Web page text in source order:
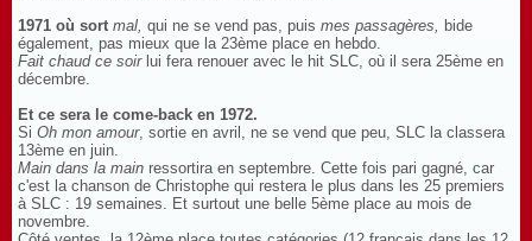
1971 où sort mal, qui ne se vend pas, puis mes passagères, bide
également, pas mieux que la 23ème place en hebdo.
Fait chaud ce soir lui fera renouer avec le hit SLC, où il sera 25ème en
décembre.
Et ce sera le come-back en 1972.
Si Oh mon amour, sortie en avril, ne se vend que peu, SLC la classera
13ème en juin.
Main dans la main ressortira en septembre. Cette fois pari gagné, car
c'est la chanson de Christophe qui restera le plus dans les 25 premiers
à SLC : 19 semaines. Et surtout une belle 5ème place au mois de
novembre.